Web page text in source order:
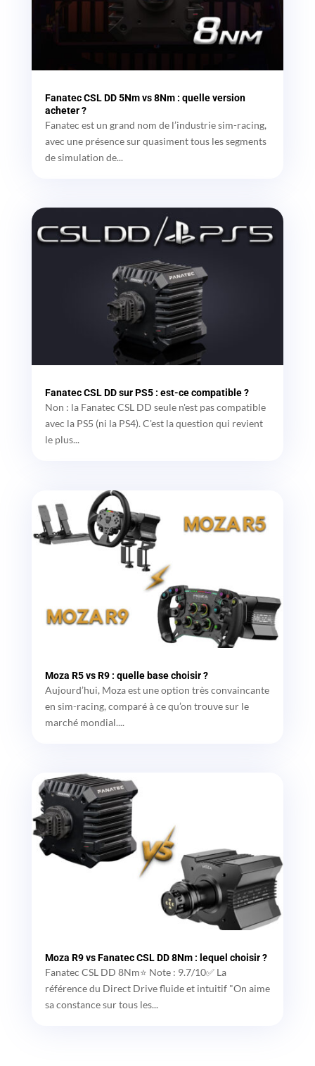
Fanatec CSL DD 5Nm vs 8Nm : quelle version
acheter ?
Fanatec est un grand nom de l’industrie sim-racing,
avec une présence sur quasiment tous les segments
de simulation de...
Fanatec CSL DD sur PS5 : est-ce compatible ?
Non : la Fanatec CSL DD seule n'est pas compatible
avec la PS5 (ni la PS4). C'est la question qui revient
le plus...
Moza R5 vs R9 : quelle base choisir ?
Aujourd’hui, Moza est une option très convaincante
en sim-racing, comparé à ce qu’on trouve sur le
marché mondial....
Moza R9 vs Fanatec CSL DD 8Nm : lequel choisir ?
Fanatec CSL DD 8Nm⭐ Note : 9.7/10✅ La
référence du Direct Drive fluide et intuitif "On aime
sa constance sur tous les...